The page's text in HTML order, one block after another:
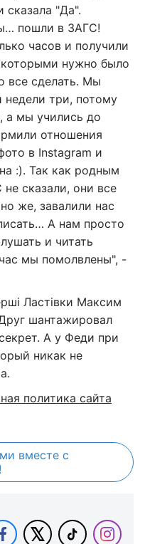
сказала "Да".
пошли в ЗАГС!
часов и получили
которыми нужно было
все сделать. Мы
недели три, потому
а мы учились до
отношения
в Instagram и
:). Так как родным
сказали, они все
же, завалили нас
А нам просто
и читать
мы помолвлены", -
Ластівки Максим
шантажировал
А у Феди при
никак не
политика сайта
вместе с